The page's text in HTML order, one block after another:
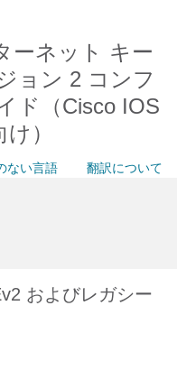
ーネット キー
ョン 2 コンフ
ド（Cisco IOS
）
ない言語 翻訳について
およびレガシー